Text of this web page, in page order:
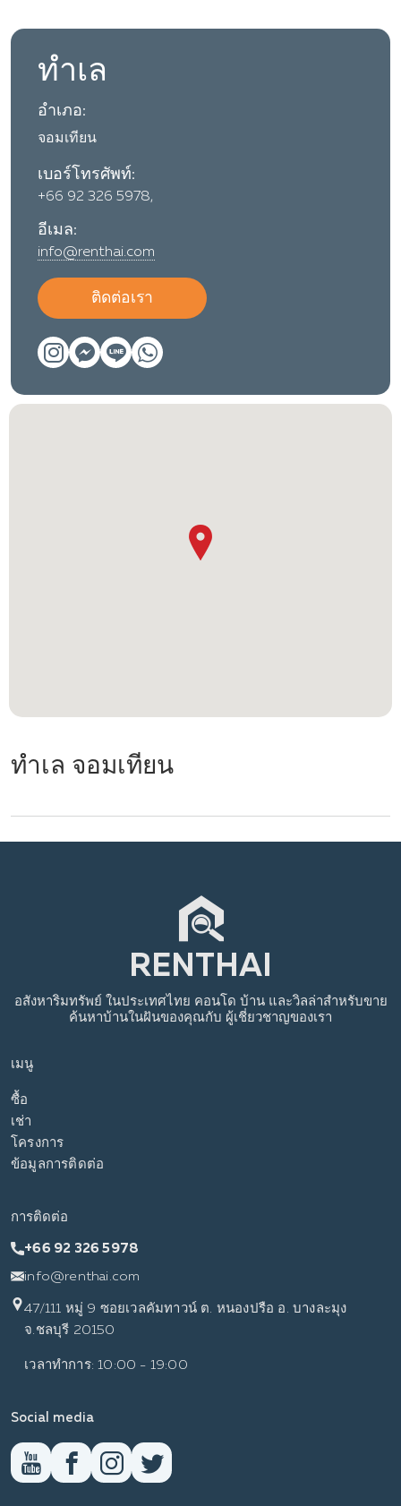
ทำเล
อำเภอ:
จอมเทียน
เบอร์โทรศัพท์:
+66 92 326 5978,
อีเมล:
info@renthai.com
ติดต่อเรา
ทำเล จอมเทียน
เมนู
ซื้อ
เช่า
โครงการ
ข้อมูลการติดต่อ
อสังหาริมทรัพย์ ในประเทศไทย คอนโด บ้าน และวิลล่าสำหรับขาย
ค้นหาบ้านในฝันของคุณกับ ผู้เชี่ยวชาญของเรา
การติดต่อ
+66 92 326 5978
info@renthai.com
47/111 หมู่ 9 ซอยเวลคัมทาวน์ ต. หนองปรือ อ. บางละมุง
จ.ชลบุรี 20150
เวลาทำการ: 10:00 - 19:00
Social media